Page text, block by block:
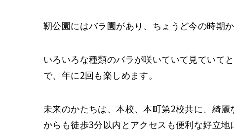
靭公園にはバラ園があり、ちょうど今の時期
いろいろな種類のバラが咲いていて見ていて
で、年に2回も楽しめます。
未来のかたちは、本校、本町第2校共に、綺
からも徒歩3分以内とアクセスも便利な好立地